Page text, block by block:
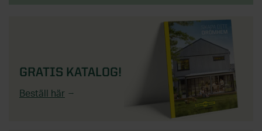
GRATIS KATALOG!
Beställ här